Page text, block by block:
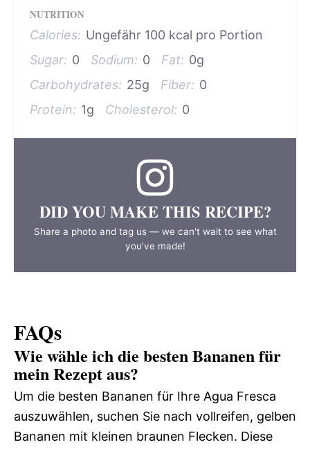
NUTRITION
Calories: Ungefähr 100 kcal pro Portion
Sugar: 0 Sodium: 0 Fat: 0g
Carbohydrates: 25g Fiber: 0
Protein: 1g Cholesterol: 0
DID YOU MAKE THIS RECIPE?
Share a photo and tag us — we can't wait to see what
you've made!
FAQs
Wie wähle ich die besten Bananen für
mein Rezept aus?
Um die besten Bananen für Ihre Agua Fresca
auszuwählen, suchen Sie nach vollreifen, gelben
Bananen mit kleinen braunen Flecken. Diese